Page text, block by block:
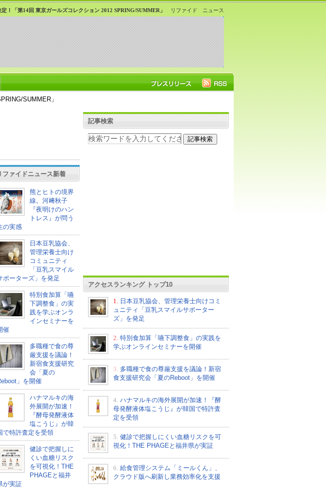
リファイド ニュース
！「第14回 東京ガールズコレクション 2012 SPRING/SUMMER」
SUMMER」
ファイドニュース新着
熊とヒトの境界
線。河﨑秋子
『夜明けのハン
トレス』が問う
の実感
日本豆乳協会、
管理栄養士向け
コミュニティ
「豆乳スマイル
ポーターズ」を発足
特別食加算「嚥
下調整食」の実
践を学ぶオンラ
インセミナーを
催
多職種で食の尊
厳支援を議論！
新宿食支援研究
会「夏の
」を開催
ハナマルキの海
外展開が加速！
『酵母発酵液体
塩こうじ』が韓
で特許査定を受領
健診で把握しに
くい血糖リスク
を可視化！THE
PHAGEと福井
が実証
記事検索
アクセスランキング トップ10
1.
日本豆乳協会、管理栄養士向けコミ
ュニティ「豆乳スマイルサポーター
ズ」を発足
2. 特別食加算「嚥下調整食」の実践を
学ぶオンラインセミナーを開催
3. 多職種で食の尊厳支援を議論！新宿
食支援研究会「夏のReboot」を開催
4. ハナマルキの海外展開が加速！『酵
母発酵液体塩こうじ』が韓国で特許査
定を受領
5. 健診で把握しにくい血糖リスクを可
視化！THE PHAGEと福井県が実証
6. 給食管理システム「ミールくん」、
クラウド版へ刷新し業務効率化を支援